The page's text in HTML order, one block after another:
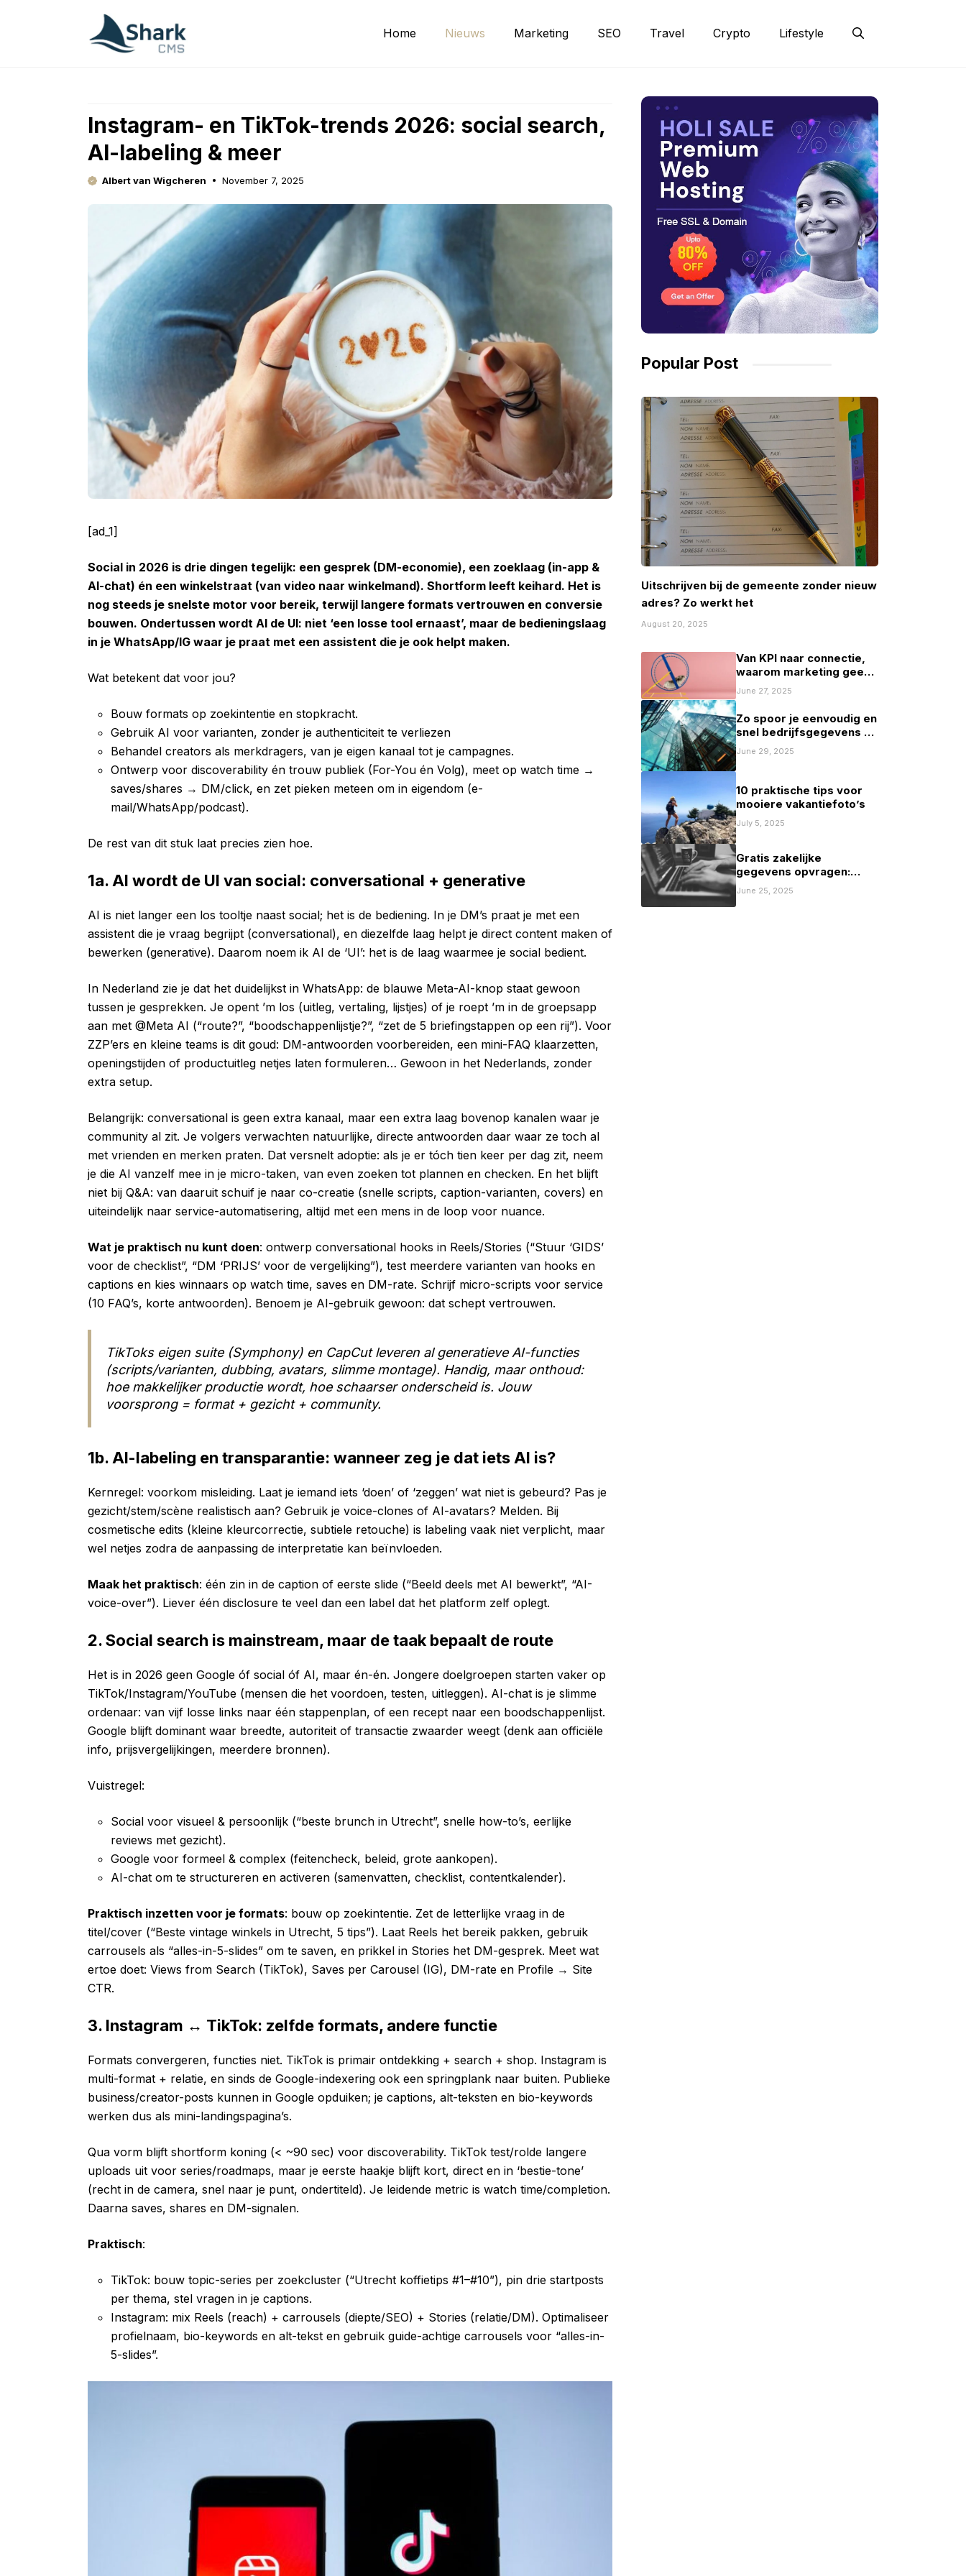
Home Nieuws Marketing SEO Travel Crypto Lifestyle
Instagram- en TikTok-trends 2026: social search,
AI-labeling & meer
Albert van Wigcheren November 7, 2025
[ad_1]
Social in 2026 is drie dingen tegelijk: een gesprek (DM-economie), een zoeklaag (in-app &
AI-chat) én een winkelstraat (van video naar winkelmand). Shortform leeft keihard. Het is
nog steeds je snelste motor voor bereik, terwijl langere formats vertrouwen en conversie
bouwen. Ondertussen wordt AI de UI: niet ‘een losse tool ernaast’, maar de bedieningslaag
in je WhatsApp/IG waar je praat met een assistent die je ook helpt maken.
Wat betekent dat voor jou?
Bouw formats op zoekintentie en stopkracht.
Gebruik AI voor varianten, zonder je authenticiteit te verliezen
Behandel creators als merkdragers, van je eigen kanaal tot je campagnes.
Ontwerp voor discoverability én trouw publiek (For-You én Volg), meet op watch time →
saves/shares → DM/click, en zet pieken meteen om in eigendom (e-
mail/WhatsApp/podcast).
De rest van dit stuk laat precies zien hoe.
1a. AI wordt de UI van social: conversational + generative
AI is niet langer een los tooltje naast social; het is de bediening. In je DM’s praat je met een
assistent die je vraag begrijpt (conversational), en diezelfde laag helpt je direct content maken of
bewerken (generative). Daarom noem ik AI de ‘UI’: het is de laag waarmee je social bedient.
In Nederland zie je dat het duidelijkst in WhatsApp: de blauwe Meta-AI-knop staat gewoon
tussen je gesprekken. Je opent ’m los (uitleg, vertaling, lijstjes) of je roept ’m in de groepsapp
aan met @Meta AI (“route?”, “boodschappenlijstje?”, “zet de 5 briefingstappen op een rij”). Voor
ZZP’ers en kleine teams is dit goud: DM-antwoorden voorbereiden, een mini-FAQ klaarzetten,
openingstijden of productuitleg netjes laten formuleren… Gewoon in het Nederlands, zonder
extra setup.
Belangrijk: conversational is geen extra kanaal, maar een extra laag bovenop kanalen waar je
community al zit. Je volgers verwachten natuurlijke, directe antwoorden daar waar ze toch al
met vrienden en merken praten. Dat versnelt adoptie: als je er tóch tien keer per dag zit, neem
je die AI vanzelf mee in je micro-taken, van even zoeken tot plannen en checken. En het blijft
niet bij Q&A: van daaruit schuif je naar co-creatie (snelle scripts, caption-varianten, covers) en
uiteindelijk naar service-automatisering, altijd met een mens in de loop voor nuance.
Wat je praktisch nu kunt doen: ontwerp conversational hooks in Reels/Stories (“Stuur ‘GIDS’
voor de checklist”, “DM ‘PRIJS’ voor de vergelijking”), test meerdere varianten van hooks en
captions en kies winnaars op watch time, saves en DM-rate. Schrijf micro-scripts voor service
(10 FAQ’s, korte antwoorden). Benoem je AI-gebruik gewoon: dat schept vertrouwen.
TikToks eigen suite (Symphony) en CapCut leveren al generatieve AI-functies
(scripts/varianten, dubbing, avatars, slimme montage). Handig, maar onthoud:
hoe makkelijker productie wordt, hoe schaarser onderscheid is. Jouw
voorsprong = format + gezicht + community.
1b. AI-labeling en transparantie: wanneer zeg je dat iets AI is?
Kernregel: voorkom misleiding. Laat je iemand iets ‘doen’ of ‘zeggen’ wat niet is gebeurd? Pas je
gezicht/stem/scène realistisch aan? Gebruik je voice-clones of AI-avatars? Melden. Bij
cosmetische edits (kleine kleurcorrectie, subtiele retouche) is labeling vaak niet verplicht, maar
wel netjes zodra de aanpassing de interpretatie kan beïnvloeden.
Maak het praktisch: één zin in de caption of eerste slide (“Beeld deels met AI bewerkt”, “AI-
voice-over”). Liever één disclosure te veel dan een label dat het platform zelf oplegt.
2. Social search is mainstream, maar de taak bepaalt de route
Het is in 2026 geen Google óf social óf AI, maar én-én. Jongere doelgroepen starten vaker op
TikTok/Instagram/YouTube (mensen die het voordoen, testen, uitleggen). AI-chat is je slimme
ordenaar: van vijf losse links naar één stappenplan, of een recept naar een boodschappenlijst.
Google blijft dominant waar breedte, autoriteit of transactie zwaarder weegt (denk aan officiële
info, prijsvergelijkingen, meerdere bronnen).
Vuistregel:
Social voor visueel & persoonlijk (“beste brunch in Utrecht”, snelle how-to’s, eerlijke
reviews met gezicht).
Google voor formeel & complex (feitencheck, beleid, grote aankopen).
AI-chat om te structureren en activeren (samenvatten, checklist, contentkalender).
Praktisch inzetten voor je formats: bouw op zoekintentie. Zet de letterlijke vraag in de
titel/cover (“Beste vintage winkels in Utrecht, 5 tips”). Laat Reels het bereik pakken, gebruik
carrousels als “alles-in-5-slides” om te saven, en prikkel in Stories het DM-gesprek. Meet wat
ertoe doet: Views from Search (TikTok), Saves per Carousel (IG), DM-rate en Profile → Site
CTR.
3. Instagram ↔ TikTok: zelfde formats, andere functie
Formats convergeren, functies niet. TikTok is primair ontdekking + search + shop. Instagram is
multi-format + relatie, en sinds de Google-indexering ook een springplank naar buiten. Publieke
business/creator-posts kunnen in Google opduiken; je captions, alt-teksten en bio-keywords
werken dus als mini-landingspagina’s.
Qua vorm blijft shortform koning (< ~90 sec) voor discoverability. TikTok test/rolde langere
uploads uit voor series/roadmaps, maar je eerste haakje blijft kort, direct en in ‘bestie-tone’
(recht in de camera, snel naar je punt, ondertiteld). Je leidende metric is watch time/completion.
Daarna saves, shares en DM-signalen.
Praktisch:
TikTok: bouw topic-series per zoekcluster (“Utrecht koffietips #1–#10”), pin drie startposts
per thema, stel vragen in je captions.
Instagram: mix Reels (reach) + carrousels (diepte/SEO) + Stories (relatie/DM). Optimaliseer
profielnaam, bio-keywords en alt-tekst en gebruik guide-achtige carrousels voor “alles-in-
5-slides”.
Popular Post
Uitschrijven bij de gemeente zonder nieuw
adres? Zo werkt het
August 20, 2025
Van KPI naar connectie,
waarom marketing geen
spelletje scoren mag zijn
June 27, 2025
Zo spoor je eenvoudig en
snel bedrijfsgegevens op
in Nederland
June 29, 2025
10 praktische tips voor
mooiere vakantiefoto’s
July 5, 2025
Gratis zakelijke
gegevens opvragen:
mogelijkheden en
beperkingen
June 25, 2025